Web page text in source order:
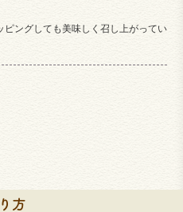
ングしても美味しく召し上がってい